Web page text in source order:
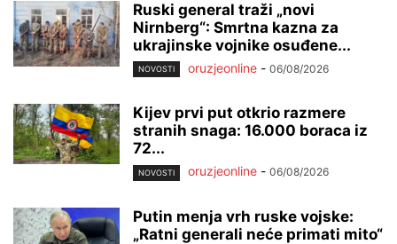
Ruski general traži „novi
Nirnberg“: Smrtna kazna za
ukrajinske vojnike osuđene...
NOVOSTI oruzjeonline - 06/08/2026
Kijev prvi put otkrio razmere
stranih snaga: 16.000 boraca iz
72...
NOVOSTI oruzjeonline - 06/08/2026
Putin menja vrh ruske vojske:
„Ratni generali neće primati mito“